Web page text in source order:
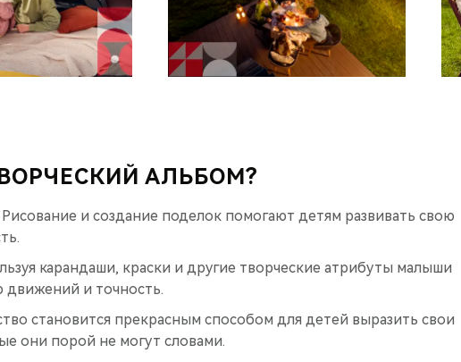
АЛЬБОМ?
и создание поделок помогают детям развивать свою
карандаши, краски и другие творческие атрибуты малыши
и точность.
становится прекрасным способом для детей выразить свои
они порой не могут словами.